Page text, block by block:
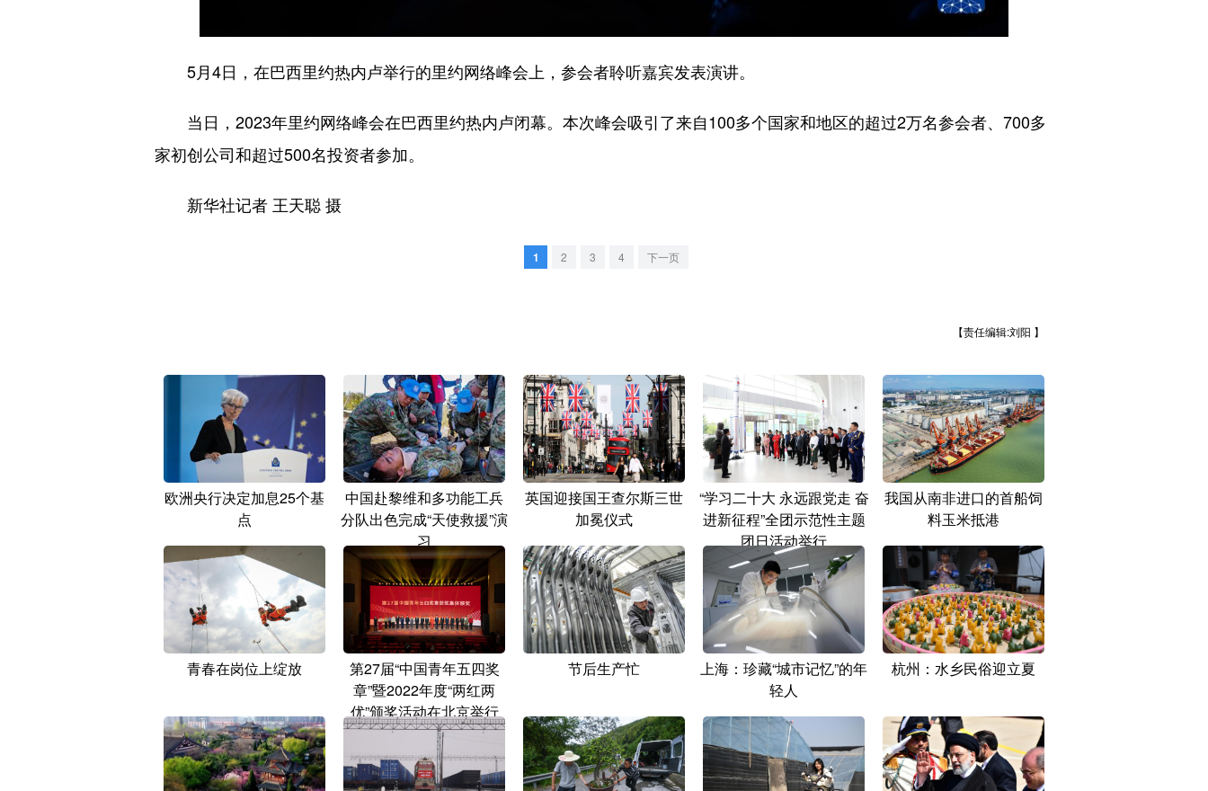
5月4日，在巴西里约热内卢举行的里约网络峰会上，参会者聆听嘉宾发表演讲。
当日，2023年里约网络峰会在巴西里约热内卢闭幕。本次峰会吸引了来自100多个国家和地区的超过2万名参会者、700多
家初创公司和超过500名投资者参加。
新华社记者 王天聪 摄
1 2 3 4 下一页
【责任编辑:刘阳 】
欧洲央行决定加息25个基
点
中国赴黎维和多功能工兵
分队出色完成“天使救援”演
习
英国迎接国王查尔斯三世
加冕仪式
“学习二十大 永远跟党走 奋
进新征程”全团示范性主题
团日活动举行
我国从南非进口的首船饲
料玉米抵港
青春在岗位上绽放
第27届“中国青年五四奖
章”暨2022年度“两红两
优”颁奖活动在北京举行
节后生产忙
上海：珍藏“城市记忆”的年
轻人
杭州：水乡民俗迎立夏